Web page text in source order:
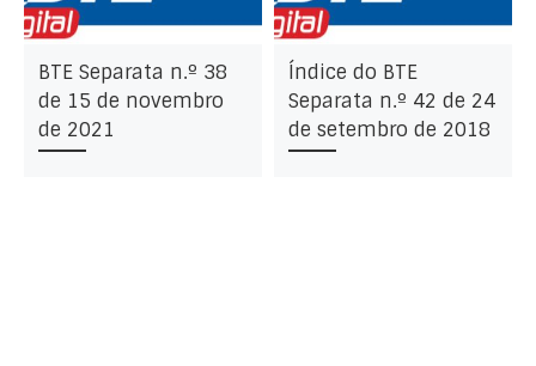
BTE Separata n.º 38
de 15 de novembro
de 2021
Índice do BTE
Separata n.º 42 de 24
de setembro de 2018